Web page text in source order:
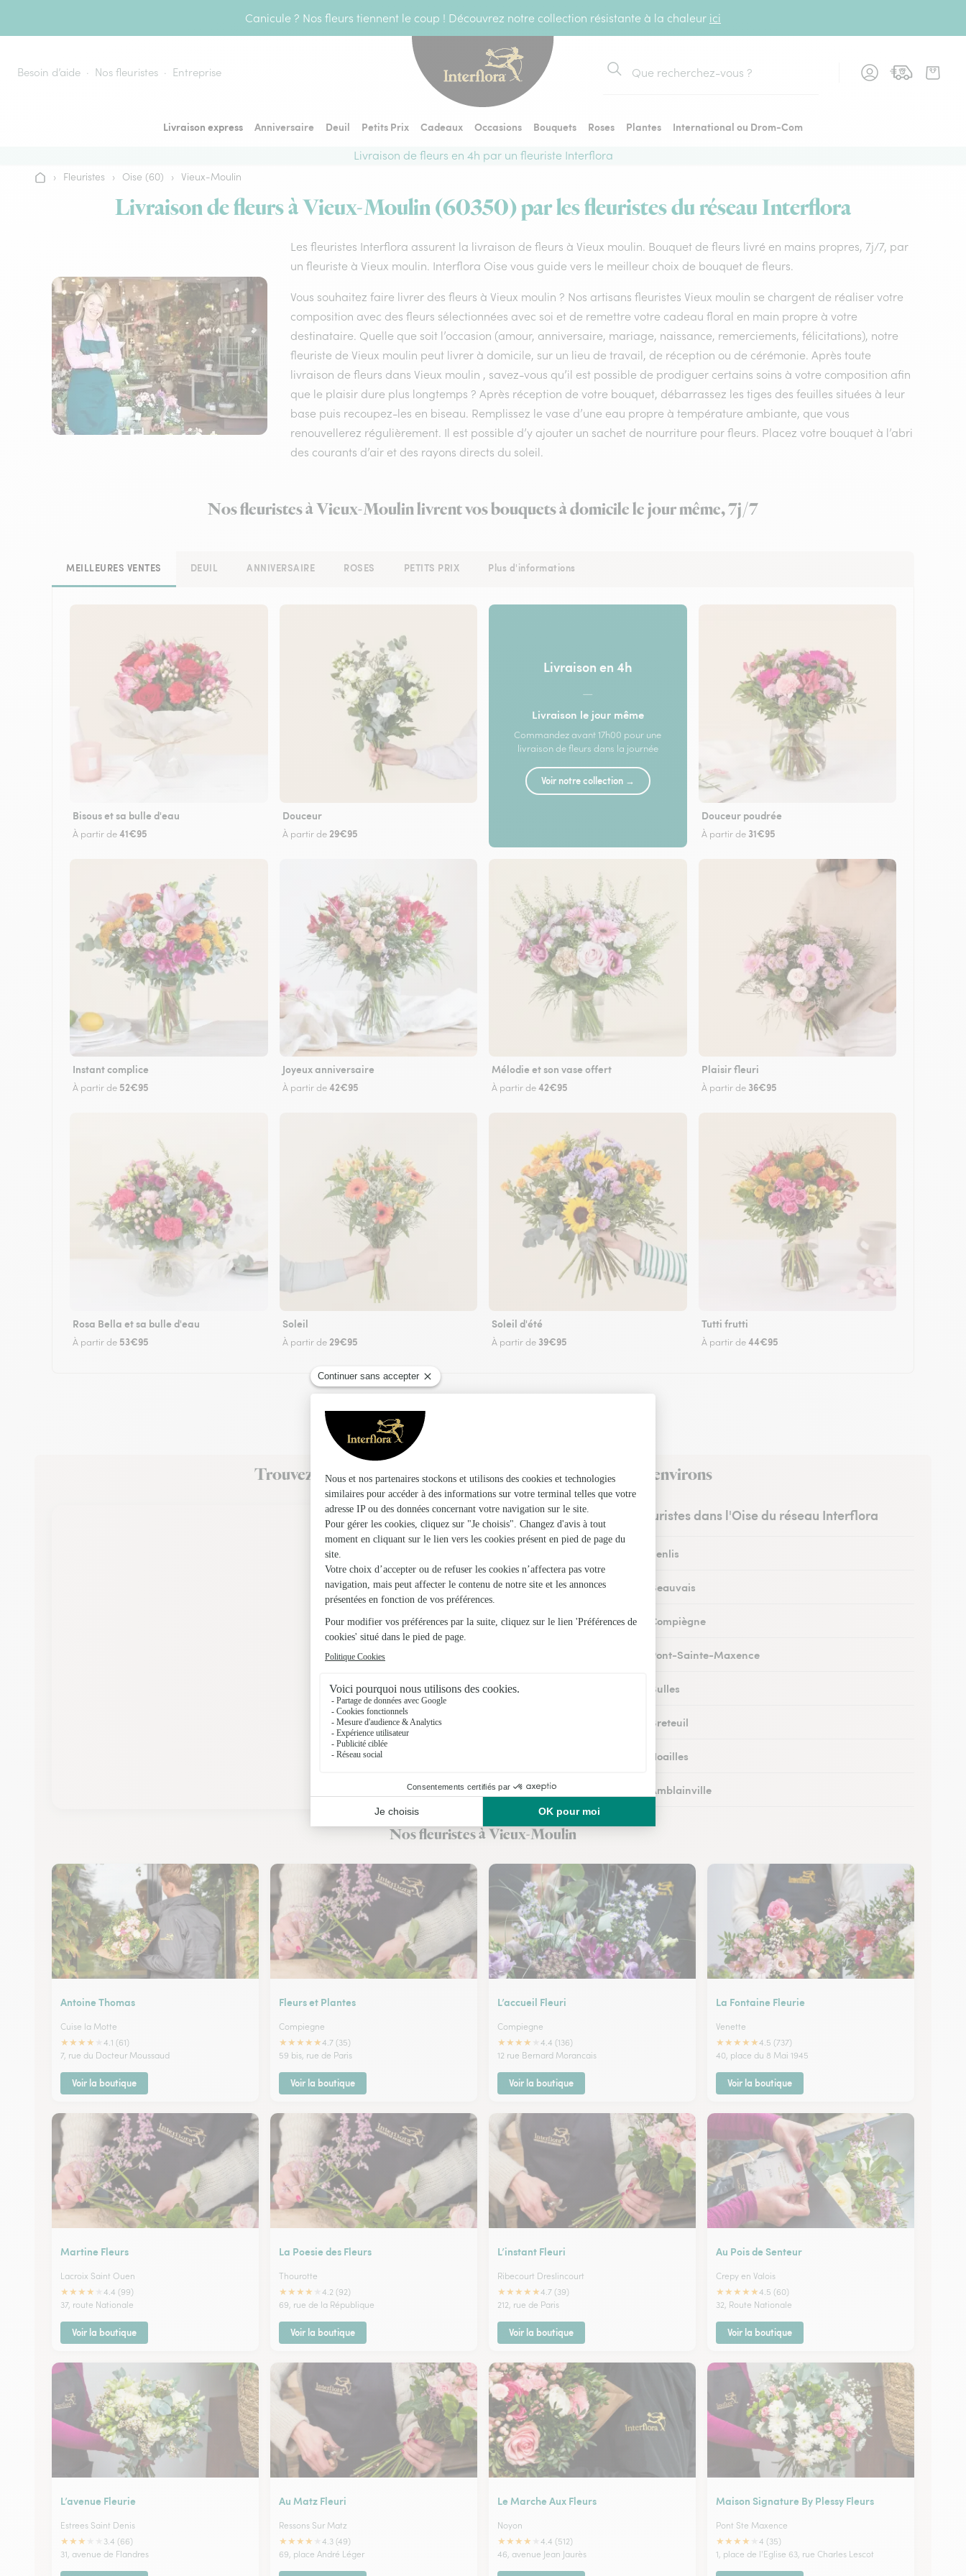
Canicule ? Nos fleurs tiennent le coup ! Découvrez notre collection résistante à la chaleur ici
Besoin d’aide Nos fleuristes Entreprise
Rechercher
Livraison express Anniversaire Deuil Petits Prix Cadeaux Occasions Bouquets Roses Plantes
International ou Drom-Com
Livraison de fleurs en 4h par un fleuriste Interflora
Accueil
› Fleuristes › Oise (60) › Vieux-Moulin
Livraison de fleurs à Vieux-Moulin (60350) par les fleuristes du réseau Interflora
Les fleuristes Interflora assurent la livraison de fleurs à Vieux moulin. Bouquet de fleurs livré en mains propres, 7j/7, par
un fleuriste à Vieux moulin. Interflora Oise vous guide vers le meilleur choix de bouquet de fleurs.
Vous souhaitez faire livrer des fleurs à Vieux moulin ? Nos artisans fleuristes Vieux moulin se chargent de réaliser votre
composition avec des fleurs sélectionnées avec soi et de remettre votre cadeau floral en main propre à votre
destinataire. Quelle que soit l’occasion (amour, anniversaire, mariage, naissance, remerciements, félicitations), notre
fleuriste de Vieux moulin peut livrer à domicile, sur un lieu de travail, de réception ou de cérémonie. Après toute
livraison de fleurs dans Vieux moulin , savez-vous qu’il est possible de prodiguer certains soins à votre composition afin
que le plaisir dure plus longtemps ? Après réception de votre bouquet, débarrassez les tiges des feuilles situées à leur
base puis recoupez-les en biseau. Remplissez le vase d’une eau propre à température ambiante, que vous
renouvellerez régulièrement. Il est possible d’y ajouter un sachet de nourriture pour fleurs. Placez votre bouquet à l’abri
des courants d’air et des rayons directs du soleil.
Nos fleuristes à Vieux-Moulin livrent vos bouquets à domicile le jour même, 7j/7
MEILLEURES VENTES DEUIL ANNIVERSAIRE ROSES PETITS PRIX Plus d'informations
Bisous et sa bulle d'eau
À partir de41€95
Douceur
À partir de 29€95
Livraison en 4h
—
Livraison le jour même
Commandez avant 17h00 pour une
livraison de fleurs dans la journée
Voir notre collection →
Douceur poudrée
À partir de 31€95
Instant complice
À partir de 52€95
Joyeux anniversaire
À partir de42€95
Mélodie et son vase offert
À partir de42€95
Plaisir fleuri
À partir de 36€95
Rosa Bella et sa bulle d'eau
À partir de 53€95
Soleil
À partir de 29€95
Soleil d'été
À partir de 39€95
Tutti frutti
À partir de44€95
Trouvez un fleuriste Interflora à Vieux-Moulin et dans ses environs
Les fleuristes dans l'Oise du réseau Interflora
Fleuristes à Senlis
Fleuristes à Beauvais
Fleuristes à Compiègne
Fleuristes à Pont-Sainte-Maxence
Fleuristes à Bulles
Fleuristes à Breteuil
Fleuristes à Noailles
Fleuristes à Amblainville
Fleuristes à Lamorlaye
Nos fleuristes à Vieux-Moulin
Antoine Thomas
Cuise la Motte
★★★★
4.1 (61)
7, rue du Docteur Moussaud
Voir la boutique
Fleurs et Plantes
Compiegne
★★★★★4.7 (35)
59 bis, rue de Paris
Voir la boutique
L’accueil Fleuri
Compiegne
★★★★
4.4 (136)
12 rue Bernard Morancais
Voir la boutique
La Fontaine Fleurie
Venette
★★★★★4.5 (737)
40, place du 8 Mai 1945
Voir la boutique
Martine Fleurs
Lacroix Saint Ouen
★★★★
4.4 (99)
37, route Nationale
Voir la boutique
La Poesie des Fleurs
Thourotte
★★★★
4.2 (92)
69, rue de la République
Voir la boutique
L’instant Fleuri
Ribecourt Dreslincourt
★★★★★4.7 (39)
212, rue de Paris
Voir la boutique
Au Pois de Senteur
Crepy en Valois
★★★★★4.5 (60)
32, Route Nationale
Voir la boutique
L’avenue Fleurie
Estrees Saint Denis
★★★
3.4 (66)
31, avenue de Flandres
Au Matz Fleuri
Ressons Sur Matz
★★★★
4.3 (49)
69, place André Léger
Le Marche Aux Fleurs
Noyon
★★★★
4.4 (512)
46, avenue Jean Jaurès
Maison Signature By Plessy Fleurs
Pont Ste Maxence
★★★★
4 (35)
1, place de l'Eglise 63, rue Charles Lescot